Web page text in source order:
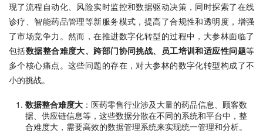
现了流程自动化、风险实时监控和数据驱动决策，同时探索了在线
诊疗、智能药品管理等新服务模式，提高了合规性和透明度，增强
了市场竞争力。然而，在推进数字化转型的过程中，大参林面临了
包括数据整合难度大、跨部门协同挑战、员工培训和适应性问题等
多个核心痛点。这些问题的存在，对大参林的数字化转型构成了不
小的挑战。
数据整合难度大 ：医药零售行业涉及大量的药品信息、顾客数
据、供应链信息等，这些数据分散在不同的系统和平台中，整
合难度大，需要高效的数据管理系统来实现统一管理和分析。